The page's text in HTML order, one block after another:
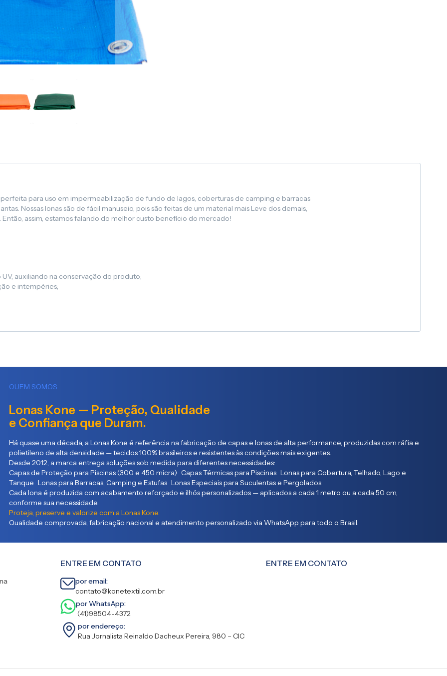
para uso em impermeabilização de fundo de lagos, coberturas de camping e barracas
Nossas lonas são de fácil manuseio, pois são feitas de um material mais Leve dos demais,
assim, estamos falando do melhor custo benefício do mercado!
auxiliando na conservação do produto;
e intempéries;
QUEM SOMOS
Lonas Kone — Proteção, Qualidade
e Confiança que Duram.
Há quase uma década, a Lonas Kone é referência na fabricação de capas e lonas de alta performance, produzidas com ráfia e
polietileno de alta densidade — tecidos 100% brasileiros e resistentes às condições mais exigentes.
Desde 2012, a marca entrega soluções sob medida para diferentes necessidades:
Capas de Proteção para Piscinas (300 e 450 micra) Capas Térmicas para Piscinas Lonas para Cobertura, Telhado, Lago e
Tanque Lonas para Barracas, Camping e Estufas Lonas Especiais para Suculentas e Pergolados
Cada lona é produzida com acabamento reforçado e ilhós personalizados — aplicados a cada 1 metro ou a cada 50 cm,
conforme sua necessidade.
Proteja, preserve e valorize com a Lonas Kone.
Qualidade comprovada, fabricação nacional e atendimento personalizado via WhatsApp para todo o Brasil.
ENTRE EM CONTATO
por email:
contato@konetextil.com.br
por WhatsApp:
(41)98504-4372
por endereço:
Rua Jornalista Reinaldo Dacheux Pereira, 980 – CIC
ENTRE EM CONTATO